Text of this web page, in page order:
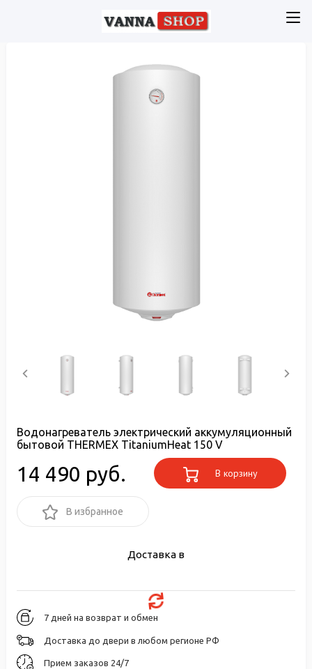
Водонагреватель электрический аккумуляционный
бытовой THERMEX TitaniumHeat 150 V
14 490 руб. В корзину
В избранное
Доставка в
7 дней на возврат и обмен
Доставка до двери в любом регионе РФ
Прием заказов 24/7